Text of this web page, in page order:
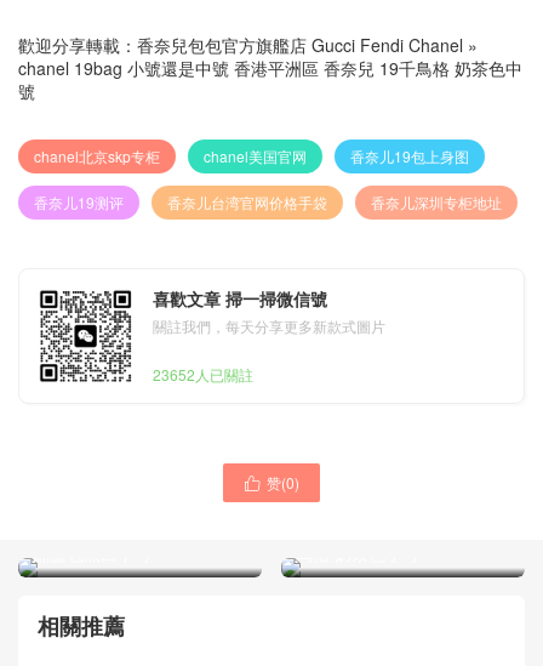
歡迎分享轉載： 香奈兒包包官方旗艦店 Gucci Fendi Chanel »
chanel 19bag 小號還是中號 香港平洲區 香奈兒 19千鳥格 奶茶色中
號
chanel北京skp专柜 chanel美国官网 香奈儿19包上身图
香奈儿19测评 香奈儿台湾官网价格手袋 香奈儿深圳专柜地址
喜歡文章 掃一掃微信號
關註我們，每天分享更多新款式圖片
23652人已關註
 赞(0)
相關推薦